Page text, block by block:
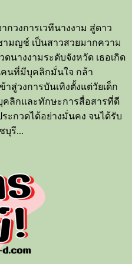
วงการเวทีนางงาม สู่ดาว
ามญช์ เป็นสาวสวยมากความ
นางงามระดับจังหวัด เธอเกิด
คนที่มีบุคลิกมั่นใจ กล้า
สู่วงการบันเทิงตั้งแต่วัยเด็ก
คลิกและทักษะการสื่อสารที่ดี
ระกวดได้อย่างมั่นคง จนได้รับ
บุรี...